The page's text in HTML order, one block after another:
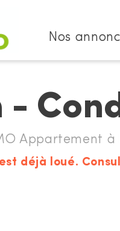
Nos
-
Appartement à
déjà loué.